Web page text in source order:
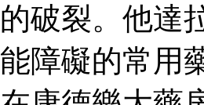
的破裂。他達
能障礙的常用